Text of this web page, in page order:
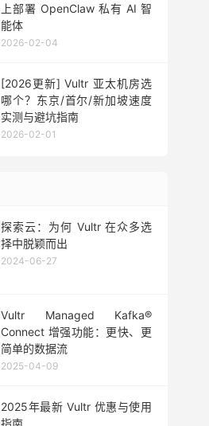
上部署 OpenClaw 私有 AI 智
能体
2026-02-04
[2026更新] Vultr 亚太机房选
哪个？东京/首尔/新加坡速度
实测与避坑指南
2026-02-01
探索云：为何 Vultr 在众多选
择中脱颖而出
2024-06-27
Vultr Managed Kafka®
Connect 增强功能：更快、更
简单的数据流
2025-04-09
2025年最新 Vultr 优惠与使用
指南